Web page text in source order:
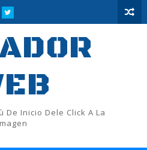
De Inicio Dele Click A La